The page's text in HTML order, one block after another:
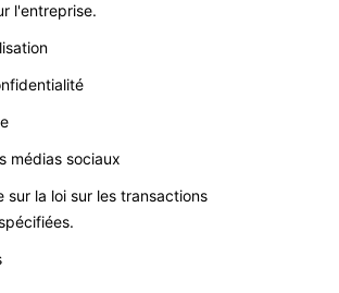
l'entreprise.
médias sociaux
sur la loi sur les transactions